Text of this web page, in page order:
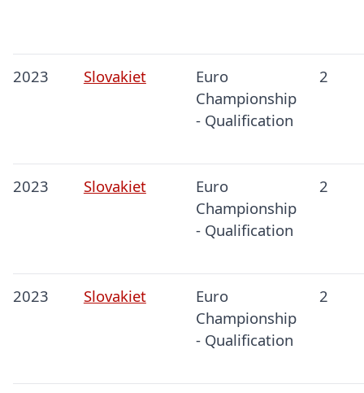
2023 Slovakiet
Euro
Championship
- Qualification
2
2023 Slovakiet
Euro
Championship
- Qualification
2
2023 Slovakiet
Euro
Championship
- Qualification
2